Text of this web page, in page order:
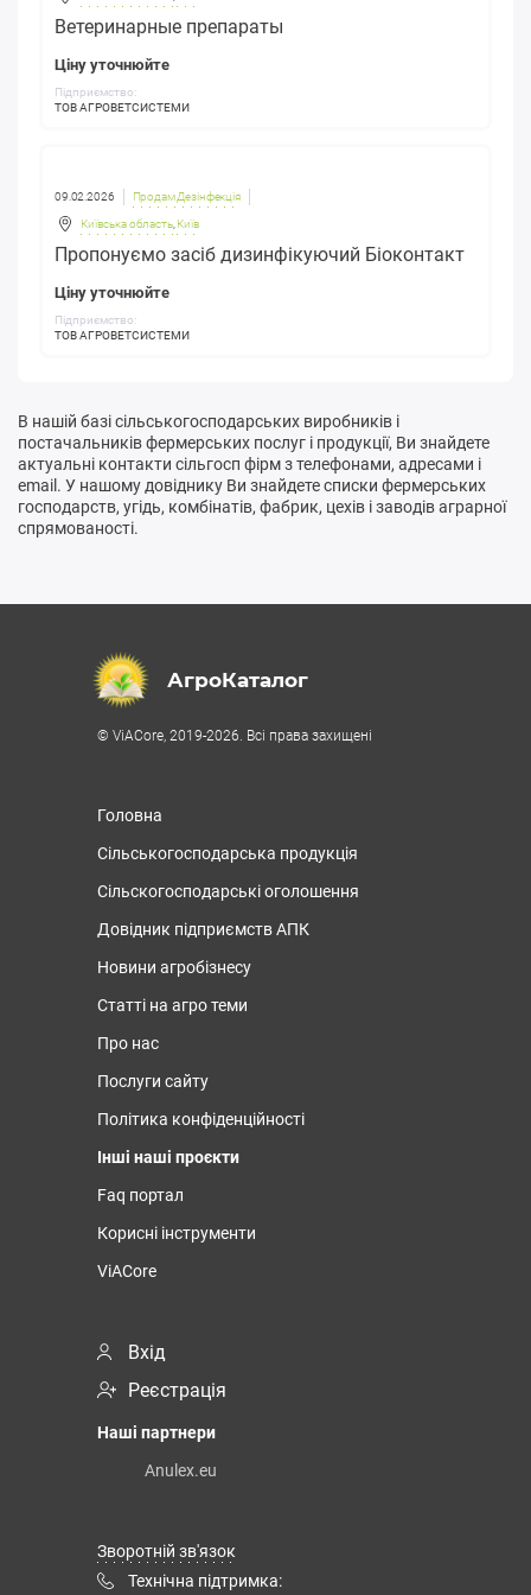
Ветеринарные препараты
Ціну уточнюйте
Підприємство:
ТОВ АГРОВЕТСИСТЕМИ
09.02.2026 Продам Дезінфекція
Київська область,Київ
Пропонуємо засіб дизинфікуючий Біоконтакт
Ціну уточнюйте
Підприємство:
ТОВ АГРОВЕТСИСТЕМИ
В нашій базі сільськогосподарських виробників і
постачальників фермерських послуг і продукції, Ви знайдете
актуальні контакти сільгосп фірм з телефонами, адресами і
email. У нашому довіднику Ви знайдете списки фермерських
господарств, угідь, комбінатів, фабрик, цехів і заводів аграрної
спрямованості.
АгроКаталог
© ViACore, 2019-2026. Всі права захищені
Головна
Сільськогосподарська продукція
Сільскогосподарські оголошення
Довідник підприємств АПК
Новини агробізнесу
Статті на агро теми
Про нас
Послуги сайту
Політика конфіденційності
Інші наші проєкти
Faq портал
Корисні інструменти
ViACore
Вхід
Реєстрація
Наші партнери
Anulex.eu
Зворотній зв'язок
Технічна підтримка: